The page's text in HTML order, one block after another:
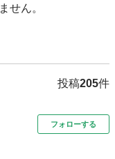
せん。
投稿205件
フォローする